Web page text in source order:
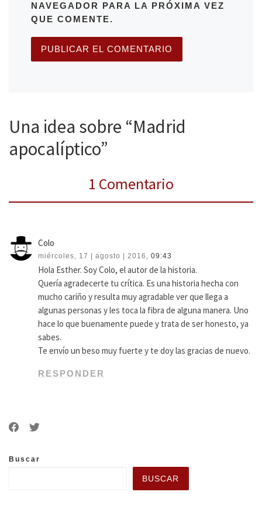
NAVEGADOR PARA LA PRÓXIMA VEZ
QUE COMENTE.
Una idea sobre “Madrid
apocalíptico”
1 Comentario
Colo
miércoles, 17 | agosto | 2016, 09:43
Hola Esther. Soy Colo, el autor de la historia.
Quería agradecerte tu crítica. Es una historia hecha con
mucho cariño y resulta muy agradable ver que llega a
algunas personas y les toca la fibra de alguna manera. Uno
hace lo que buenamente puede y trata de ser honesto, ya
sabes.
Te envío un beso muy fuerte y te doy las gracias de nuevo.
RESPONDER
Buscar
BUSCAR